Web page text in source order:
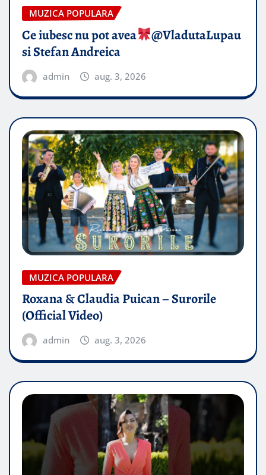
MUZICA POPULARA
Ce iubesc nu pot avea
​@VladutaLupau
si Stefan Andreica
admin aug. 3, 2026
MUZICA POPULARA
Roxana & Claudia Puican – Surorile
(Official Video)
admin aug. 3, 2026